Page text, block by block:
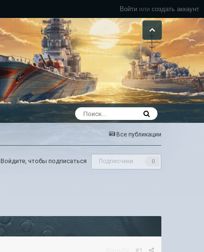
Войти или создать аккаунт
Все публикации
Войдите, чтобы подписаться Подписчики 0
#1